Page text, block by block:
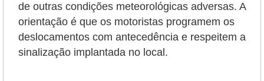
de outras condições meteorológicas adversas. A
orientação é que os motoristas programem os
deslocamentos com antecedência e respeitem a
sinalização implantada no local.